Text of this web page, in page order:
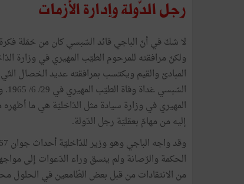
رجل الدّولة وإدارة الأزمات
لا شكّ في أنّ الباجي قائد السّبسي كان من حَمَلة فكرة
ولكنّ مرافقته للمرحوم الطيّب المهيري في وزارة
المبادئ والقيم ويكتسب بمرافقته عديد الخصال
المهيري في وزارة سيادة مثل الدّاخليّة هي ما
إليه من مهامّ بعقليّة رجل الدّولة.
الحكمة والرّصانة ولم ينسق وراء الدّعوات إلى
من الانتقادات من قبل بعض الطّامعين في الحلول